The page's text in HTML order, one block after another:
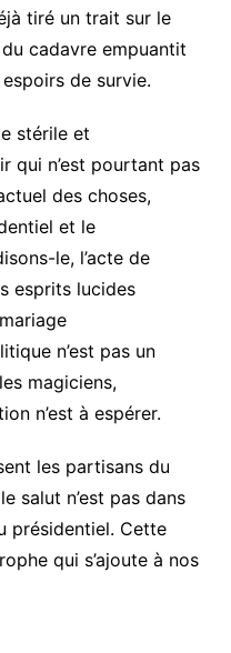
tiré un trait sur le
cadavre empuantit
de survie.
stérile et
qui n’est pourtant pas
des choses,
et le
le, l’acte de
esprits lucides
n’est pas un
magiciens,
n’est à espérer.
les partisans du
salut n’est pas dans
présidentiel. Cette
qui s’ajoute à nos